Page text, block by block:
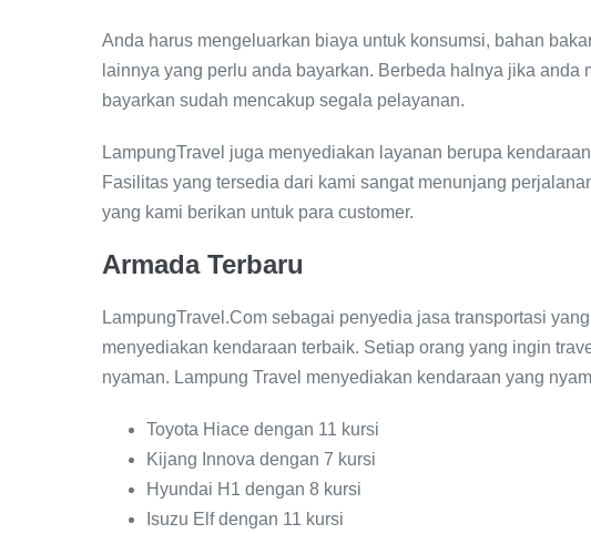
Anda harus mengeluarkan biaya untuk konsumsi, bahan
lainnya yang perlu anda bayarkan. Berbeda halnya jika
bayarkan sudah mencakup segala pelayanan.
LampungTravel juga menyediakan layanan berupa
Fasilitas yang tersedia dari kami sangat menunjang
yang kami berikan untuk para customer.
Armada Terbaru
LampungTravel.Com sebagai penyedia jasa transportasi
menyediakan kendaraan terbaik. Setiap orang yang ingin
nyaman. Lampung Travel menyediakan kendaraan yang
Toyota Hiace dengan 11 kursi
Kijang Innova dengan 7 kursi
Hyundai H1 dengan 8 kursi
Isuzu Elf dengan 11 kursi